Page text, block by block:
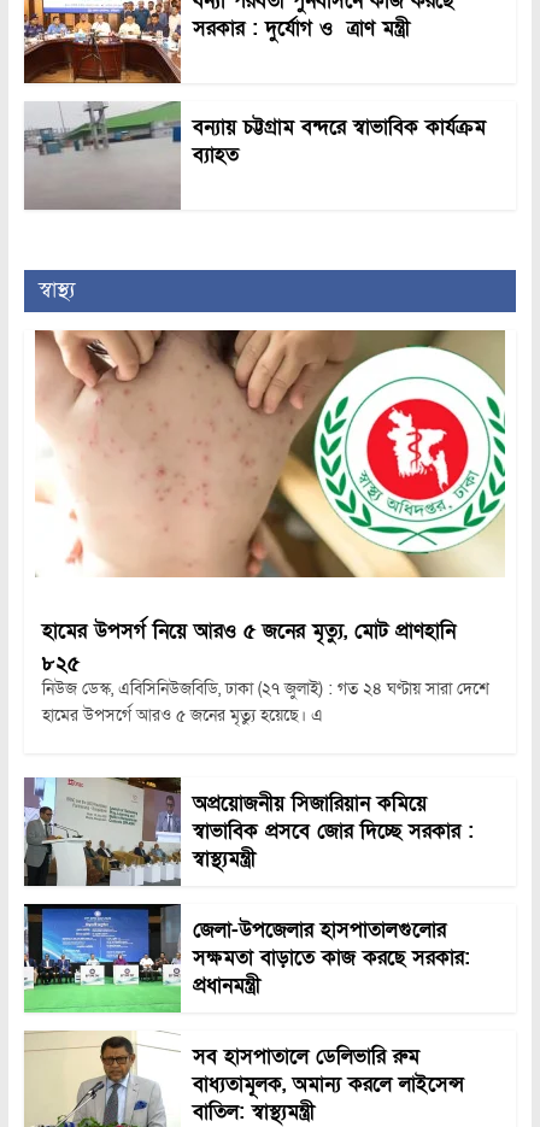
সরকার : দুর্যোগ ও ত্রাণ মন্ত্রী
বন্যায় চট্টগ্রাম বন্দরে স্বাভাবিক কার্যক্রম
ব্যাহত
স্বাস্থ্য
হামের উপসর্গ নিয়ে আরও ৫ জনের মৃত্যু, মোট প্রাণহানি
৮২৫
নিউজ ডেস্ক, এবিসিনিউজবিডি, ঢাকা (২৭ জুলাই) : গত ২৪ ঘণ্টায় সারা দেশে
হামের উপসর্গে আরও ৫ জনের মৃত্যু হয়েছে। এ
অপ্রয়োজনীয় সিজারিয়ান কমিয়ে
স্বাভাবিক প্রসবে জোর দিচ্ছে সরকার :
স্বাস্থ্যমন্ত্রী
জেলা-উপজেলার হাসপাতালগুলোর
সক্ষমতা বাড়াতে কাজ করছে সরকার:
প্রধানমন্ত্রী
সব হাসপাতালে ডেলিভারি রুম
বাধ্যতামূলক, অমান্য করলে লাইসেন্স
বাতিল: স্বাস্থ্যমন্ত্রী